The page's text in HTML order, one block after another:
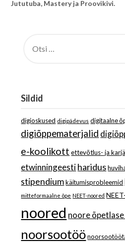
Jututuba, Mastery ja Proovikivi.
Sildid
digioskused digipädevus digitaalne
digiõppematerjalid
e-koolikott ettevõtlus- ja
etwinningeestiharidus
stipendium käitumisprobleemid
mitteformaalne õpe NEET-noored
noored noore
noorsootöö